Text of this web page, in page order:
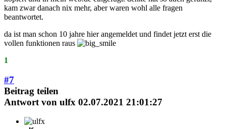
kam zwar danach nix mehr, aber waren wohl alle fragen
beantwortet.
da ist man schon 10 jahre hier angemeldet und findet jetzt erst die
vollen funktionen raus
1
#7
Beitrag teilen
Antwort von ulfx 02.07.2021 21:01:27